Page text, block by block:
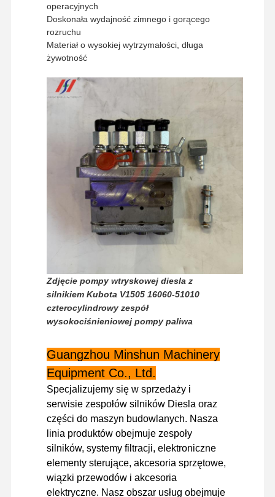
Produkty Pokaz VR O Nas
Po Fabryce
Jakości
Skontaktuj
Się Z Nami
Sprawy
Silnik Perkinsa
Silnik Yanmar
Silnik Kubota
Silnik Isuzu
Silnik CUMMINS
operacyjnych
Doskonała wydajność zimnego i gorącego
rozruchu
Materiał o wysokiej wytrzymałości, długa
żywotność
Zdjęcie pompy wtryskowej diesla z
silnikiem Kubota V1505 16060-51010
czterocylindrowy zespół
wysokociśnieniowej pompy paliwa
Guangzhou Minshun Machinery
Equipment Co., Ltd.
Specjalizujemy się w sprzedaży i
serwisie zespołów silników Diesla oraz
części do maszyn budowlanych. Nasza
linia produktów obejmuje zespoły
silników, systemy filtracji, elektroniczne
elementy sterujące, akcesoria sprzętowe,
wiązki przewodów i akcesoria
elektryczne. Nasz obszar usług obejmuje